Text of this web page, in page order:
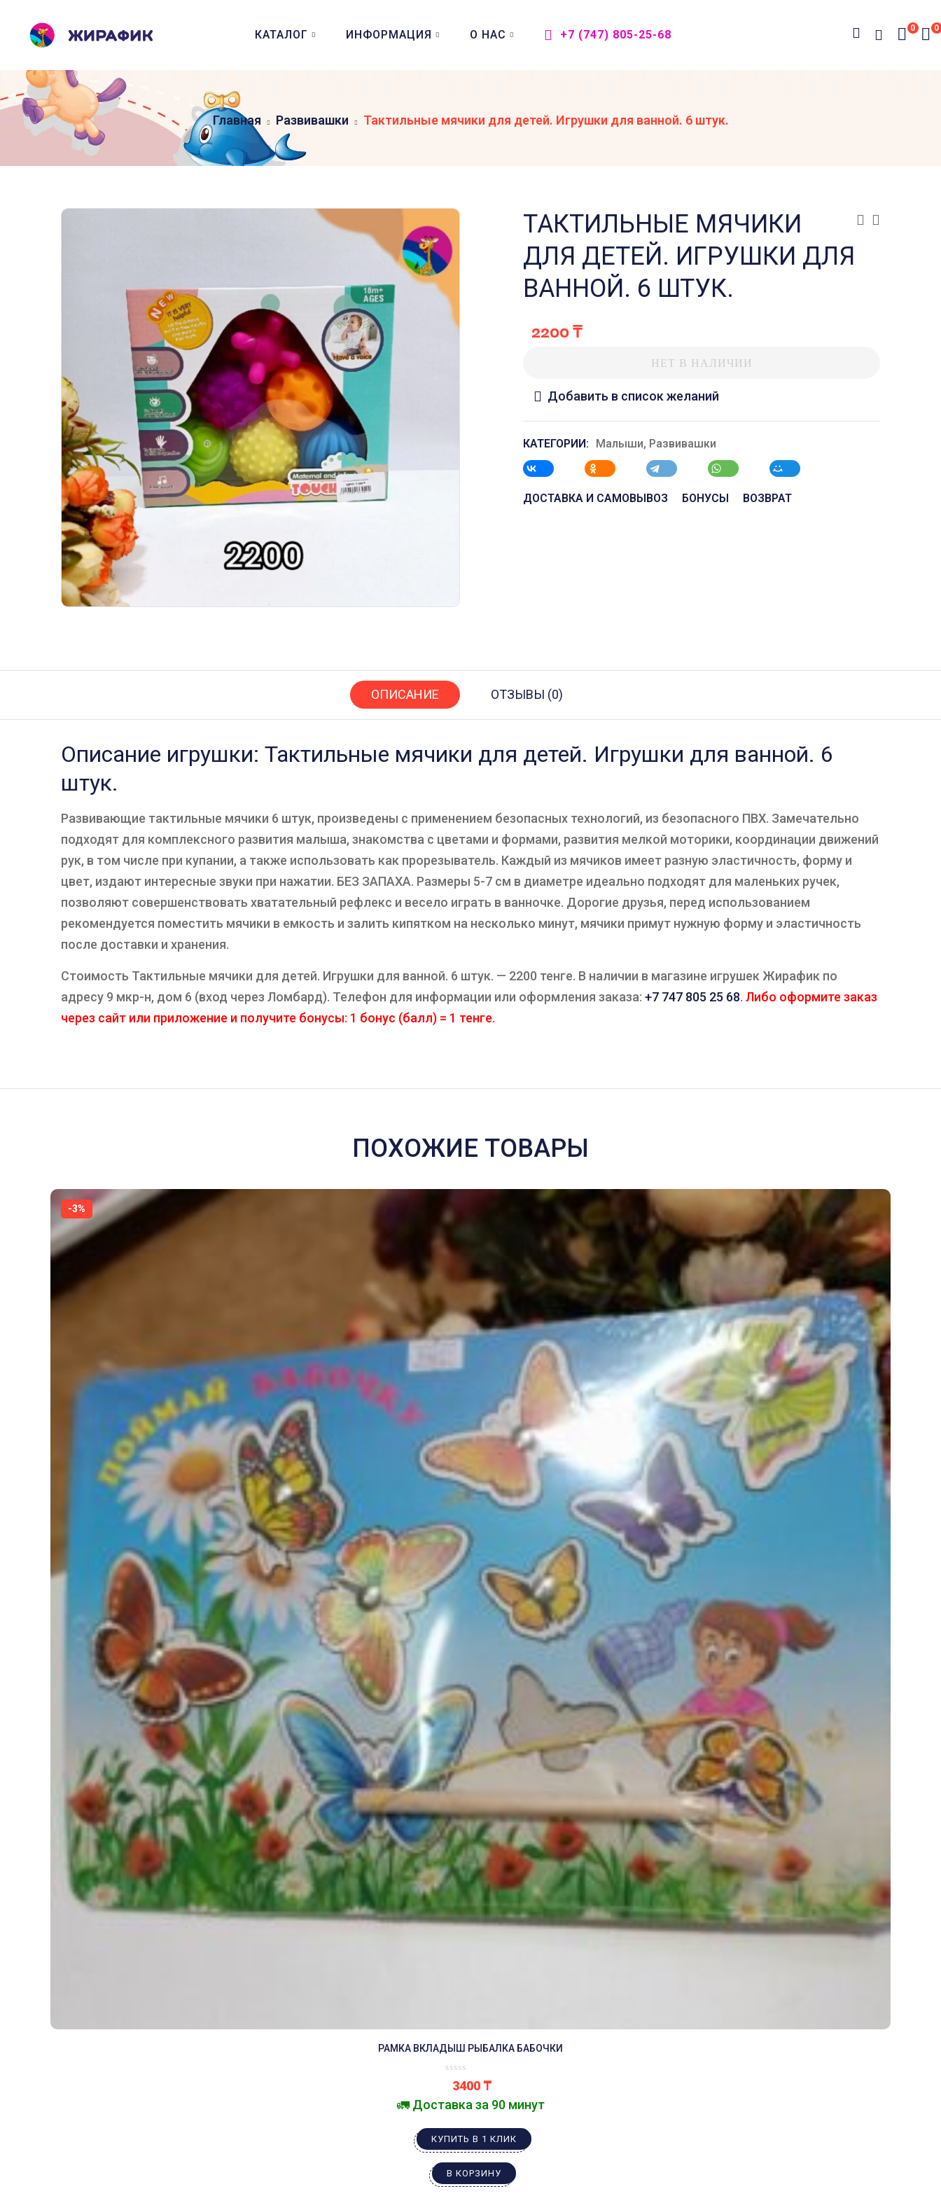
КАТАЛОГ ИНФОРМАЦИЯ О НАС +7 (747) 805-25-68
0
0
Главная Развивашки Тактильные мячики для детей. Игрушки для ванной. 6 штук.
ТАКТИЛЬНЫЕ МЯЧИКИ
ДЛЯ ДЕТЕЙ. ИГРУШКИ ДЛЯ
ВАННОЙ. 6 ШТУК.
2200₸
НЕТ В НАЛИЧИИ
Добавить в список желаний
КАТЕГОРИИ: Малыши, Развивашки
ДОСТАВКА И САМОВЫВОЗ БОНУСЫ ВОЗВРАТ
ОПИСАНИЕ ОТЗЫВЫ (0)
Описание игрушки: Тактильные мячики для детей. Игрушки для ванной. 6
штук.
Развивающие тактильные мячики 6 штук, произведены с применением безопасных технологий, из безопасного ПВХ. Замечательно
подходят для комплексного развития малыша, знакомства с цветами и формами, развития мелкой моторики, координации движений
рук, в том числе при купании, а также использовать как прорезыватель. Каждый из мячиков имеет разную эластичность, форму и
цвет, издают интересные звуки при нажатии. БЕЗ ЗАПАХА. Размеры 5-7 см в диаметре идеально подходят для маленьких ручек,
позволяют совершенствовать хватательный рефлекс и весело играть в ванночке. Дорогие друзья, перед использованием
рекомендуется поместить мячики в емкость и залить кипятком на несколько минут, мячики примут нужную форму и эластичность
после доставки и хранения.
Стоимость Тактильные мячики для детей. Игрушки для ванной. 6 штук. — 2200 тенге. В наличии в магазине игрушек Жирафик по
адресу 9 мкр-н, дом 6 (вход через Ломбард). Телефон для информации или оформления заказа: +7 747 805 25 68. Либо оформите заказ
через сайт или приложение и получите бонусы: 1 бонус (балл) = 1 тенге.
ПОХОЖИЕ ТОВАРЫ
-3%
РАМКА ВКЛАДЫШ РЫБАЛКА БАБОЧКИ
3400 ₸
🚛 Доставка за 90 минут
КУПИТЬ В 1 КЛИК
В КОРЗИНУ